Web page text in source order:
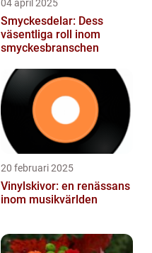
04 april 2025
Smyckesdelar: Dess
väsentliga roll inom
smyckesbranschen
20 februari 2025
Vinylskivor: en renässans
inom musikvärlden